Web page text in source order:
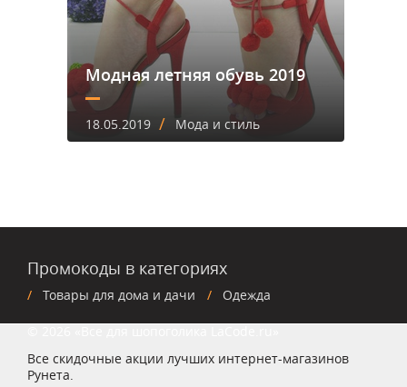
Модная летняя обувь 2019
18.05.2019 / Мода и стиль
Промокоды в категориях
Товары для дома и дачи Одежда
Все скидочные акции лучших интернет-магазинов
Рунета.